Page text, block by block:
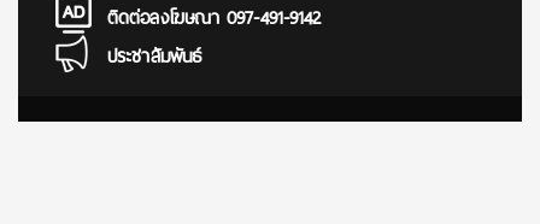
ติดต่อลงโฆษณา 097-491-9142
ประชาสัมพันธ์